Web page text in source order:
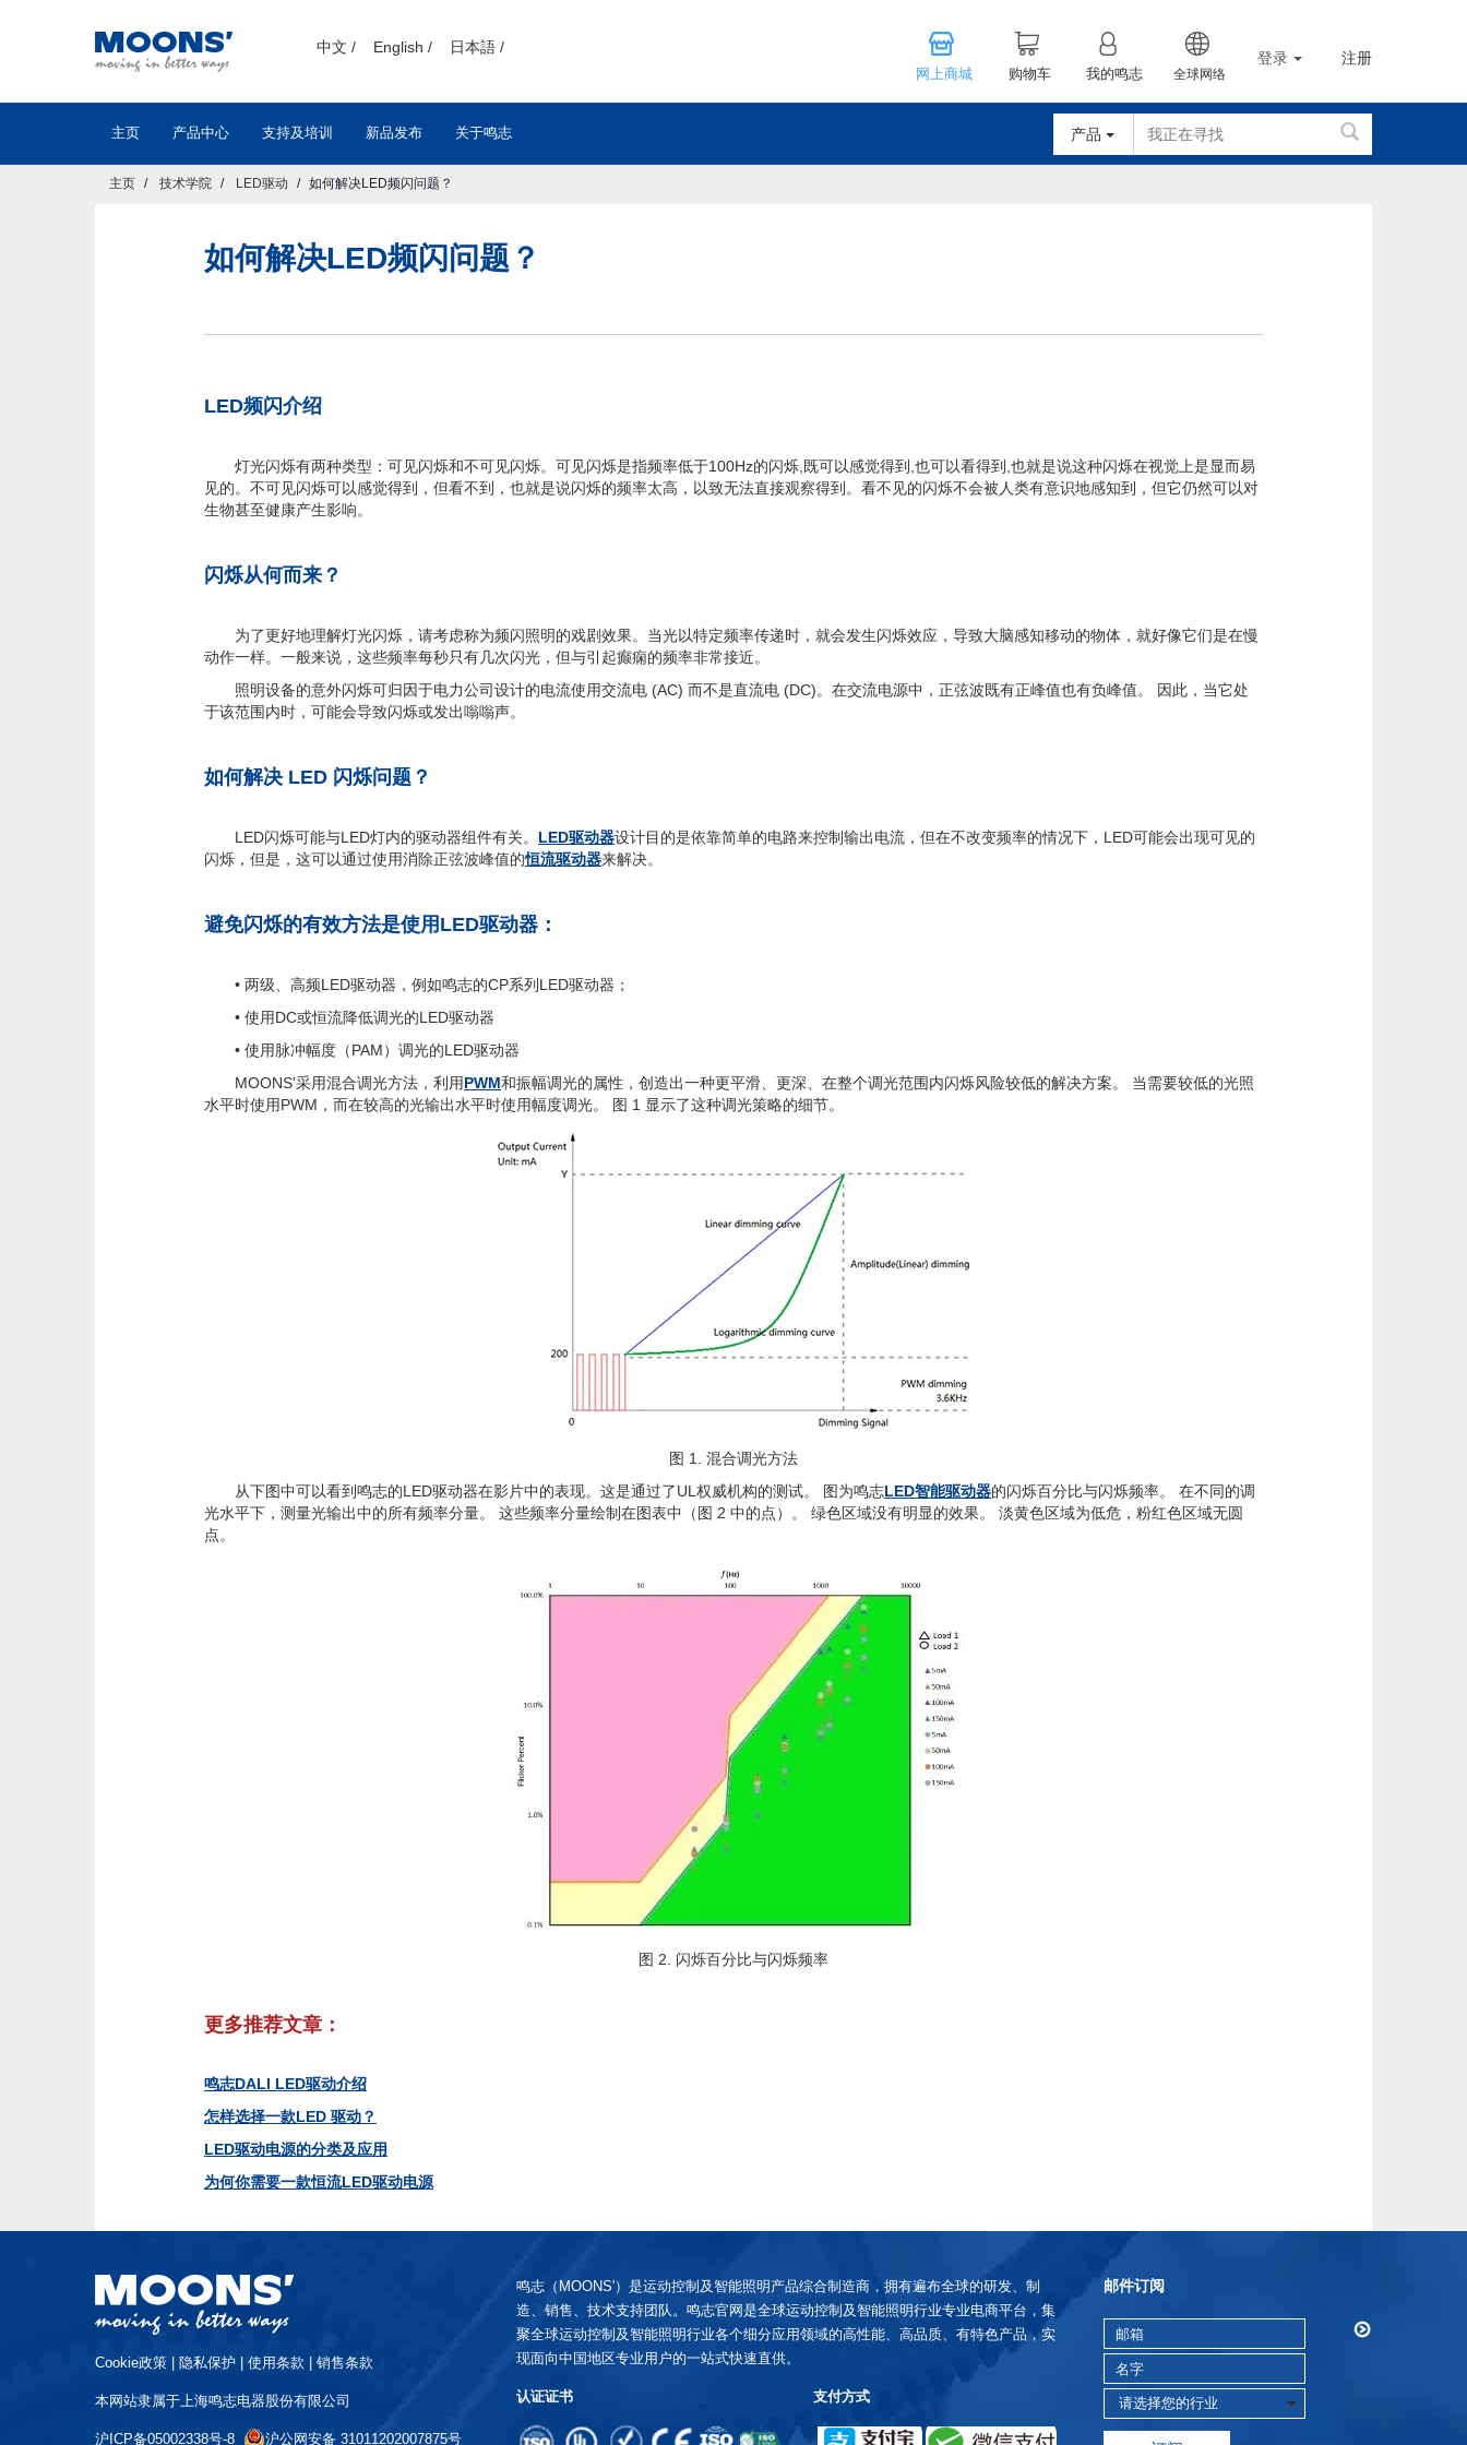
中文 / English / 日本語 /
网上商城 购物车 我的鸣志 全球网络
登录 注册
主页 产品中心 支持及培训 新品发布 关于鸣志 产品
主页 技术学院 LED驱动 如何解决LED频闪问题？
如何解决LED频闪问题？
LED频闪介绍
灯光闪烁有两种类型：可见闪烁和不可见闪烁。可见闪烁是指频率低于100Hz的闪烁,既可以感觉得到,也可以看得到,也就是说这种闪烁在视觉上是显而易
见的。不可见闪烁可以感觉得到，但看不到，也就是说闪烁的频率太高，以致无法直接观察得到。看不见的闪烁不会被人类有意识地感知到，但它仍然可以对
生物甚至健康产生影响。
闪烁从何而来？
为了更好地理解灯光闪烁，请考虑称为频闪照明的戏剧效果。当光以特定频率传递时，就会发生闪烁效应，导致大脑感知移动的物体，就好像它们是在慢
动作一样。一般来说，这些频率每秒只有几次闪光，但与引起癫痫的频率非常接近。
照明设备的意外闪烁可归因于电力公司设计的电流使用交流电 (AC) 而不是直流电 (DC)。在交流电源中，正弦波既有正峰值也有负峰值。 因此，当它处
于该范围内时，可能会导致闪烁或发出嗡嗡声。
如何解决 LED 闪烁问题？
LED闪烁可能与LED灯内的驱动器组件有关。 LED驱动器设计目的是依靠简单的电路来控制输出电流，但在不改变频率的情况下，LED可能会出现可见的
闪烁，但是，这可以通过使用消除正弦波峰值的恒流驱动器来解决。
避免闪烁的有效方法是使用LED驱动器：
• 两级、高频LED驱动器，例如鸣志的CP系列LED驱动器；
• 使用DC或恒流降低调光的LED驱动器
• 使用脉冲幅度（PAM）调光的LED驱动器
MOONS'采用混合调光方法，利用PWM和振幅调光的属性，创造出一种更平滑、更深、在整个调光范围内闪烁风险较低的解决方案。 当需要较低的光照
水平时使用PWM，而在较高的光输出水平时使用幅度调光。 图 1 显示了这种调光策略的细节。
图 1. 混合调光方法
从下图中可以看到鸣志的LED驱动器在影片中的表现。这是通过了UL权威机构的测试。 图为鸣志LED智能驱动器的闪烁百分比与闪烁频率。 在不同的调
光水平下，测量光输出中的所有频率分量。 这些频率分量绘制在图表中（图 2 中的点）。 绿色区域没有明显的效果。 淡黄色区域为低危，粉红色区域无圆
点。
图 2. 闪烁百分比与闪烁频率
更多推荐文章：
鸣志DALI LED驱动介绍
怎样选择一款LED 驱动？
LED驱动电源的分类及应用
为何你需要一款恒流LED驱动电源
Cookie政策 隐私保护 使用条款 销售条款
本网站隶属于上海鸣志电器股份有限公司
沪ICP备05002338号-8 沪公网安备 31011202007875号
鸣志（MOONS'）是运动控制及智能照明产品综合制造商，拥有遍布全球的研发、制
造、销售、技术支持团队。鸣志官网是全球运动控制及智能照明行业专业电商平台，集
聚全球运动控制及智能照明行业各个细分应用领域的高性能、高品质、有特色产品，实
现面向中国地区专业用户的一站式快速直供。
认证证书 支付方式
邮件订阅